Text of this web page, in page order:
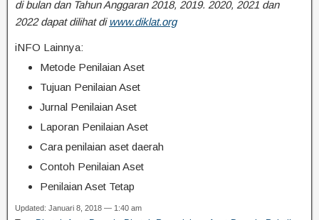
di bulan dan Tahun Anggaran 2018, 2019. 2020, 2021 dan
2022 dapat dilihat di www.diklat.org
iNFO Lainnya:
Metode Penilaian Aset
Tujuan Penilaian Aset
Jurnal Penilaian Aset
Laporan Penilaian Aset
Cara penilaian aset daerah
Contoh Penilaian Aset
Penilaian Aset Tetap
Updated: Januari 8, 2018 — 1:40 am